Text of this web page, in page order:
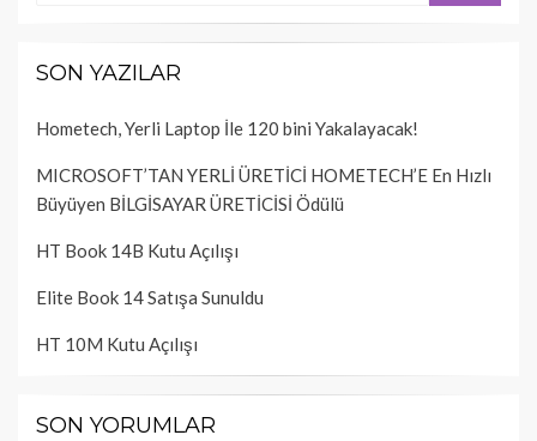
SON YAZILAR
Hometech, Yerli Laptop İle 120 bini Yakalayacak!
MICROSOFT’TAN YERLİ ÜRETİCİ HOMETECH’E En Hızlı
Büyüyen BİLGİSAYAR ÜRETİCİSİ Ödülü
HT Book 14B Kutu Açılışı
Elite Book 14 Satışa Sunuldu
HT 10M Kutu Açılışı
SON YORUMLAR